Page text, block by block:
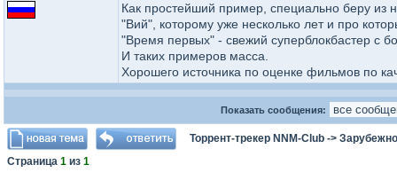
Как простейший пример, специально беру из
"Вий", которому уже несколько лет и про
"Время первых" - свежий суперблокбастер с
И таких примеров масса.
Хорошего источника по оценке фильмов по
Показать сообщения:
Торрент-трекер NNM-Club ->
Страница 1 из 1